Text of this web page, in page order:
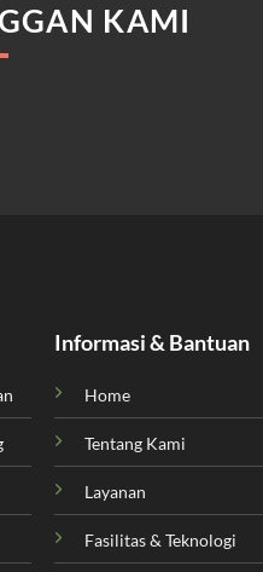
KAMI
Informasi & Bantuan
Home
Tentang Kami
Layanan
Fasilitas & Teknologi